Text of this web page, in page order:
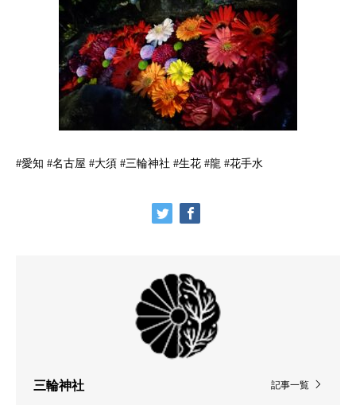
#愛知 #名古屋 #大須 #三輪神社 #生花 #龍 #花手水
記事一覧
三輪神社